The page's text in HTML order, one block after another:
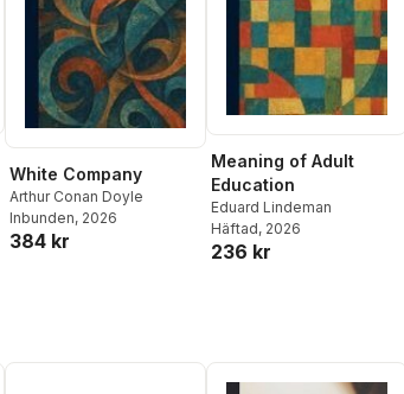
White Company
Arthur Conan Doyle
Inbunden, 2026
384 kr
Meaning of Adult
Education
Eduard Lindeman
Häftad, 2026
236 kr